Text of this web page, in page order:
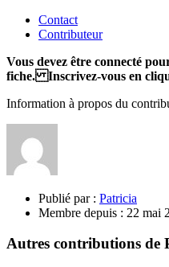
Contact
Contributeur
Vous devez être connecté
fiche. Inscrivez-vous en
Information à propos du
Publié par : Patricia
Membre depuis : 22 mai
Autres contributions de